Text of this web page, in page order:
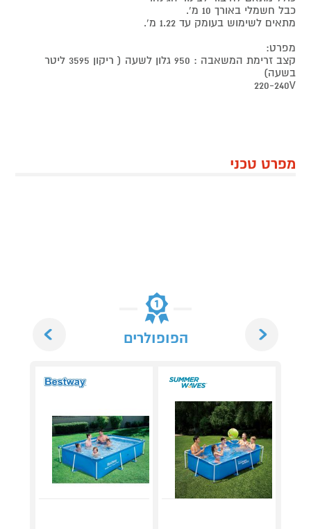
כבל חשמלי באורך 10 מ'.
מתאים לשימוש בעומק עד 1.22 מ'.
מפרט:
קצב זרימת המשאבה : 950 גלון לשעה ( ריקון 3595 ליטר
בשעה)
220-240V
מפרט טכני
הפופולרים